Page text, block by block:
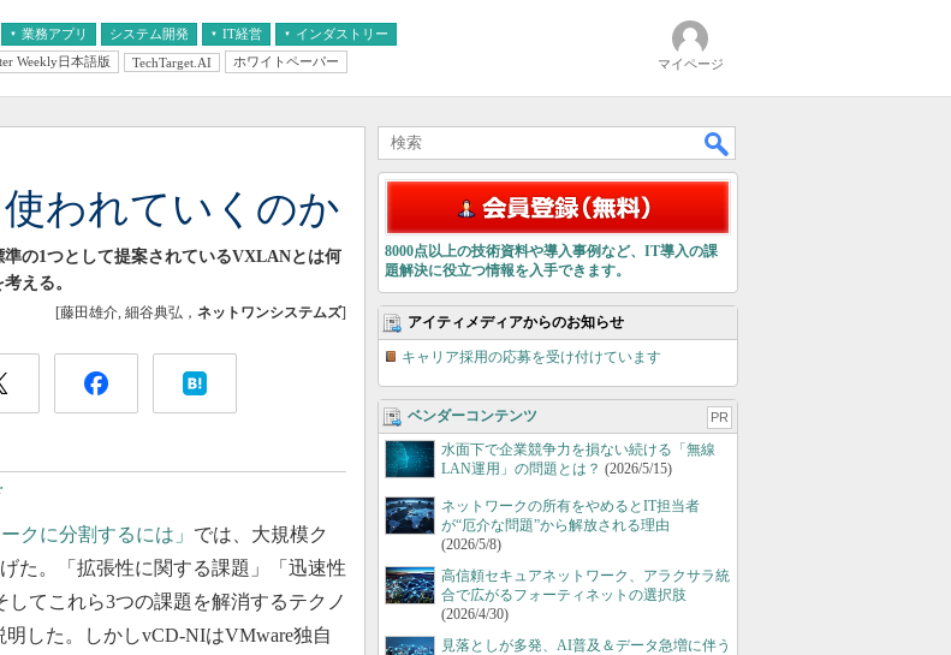
業務アプリ システム開発 IT経営
IT
インダストリー
医療IT
Weekly日本語版 TechTarget.AI ホワイトペーパー マイページ
われていくのか
の1つとして提案されているVXLANとは何
える。
[藤田雄介, 細谷典弘， ネットワンシステムズ]
クに分割するには」 では、大規模ク
た。「拡張性に関する課題」「迅速性
てこれら3つの課題を解消するテクノ
した。しかしvCD-NIはVMware独自
8000点以上の技術資料や導入事例など、IT導入の課
題解決に役立つ情報を入手できます。
アイティメディアからのお知らせ
キャリア採用の応募を受け付けています
ベンダーコンテンツ PR
水面下で企業競争力を損ない続ける「無線
LAN運用」の問題とは？ (2026/5/15)
ネットワークの所有をやめるとIT担当者
が“厄介な問題”から解放される理由
(2026/5/8)
高信頼セキュアネットワーク、アラクサラ統
合で広がるフォーティネットの選択肢
(2026/4/30)
見落としが多発、AI普及＆データ急増に伴う